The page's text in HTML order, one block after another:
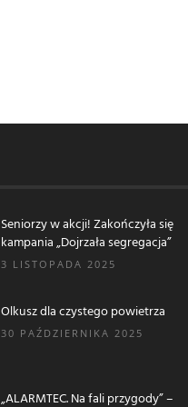
Seniorzy w akcji! Zakończyła się
kampania „Dojrzała segregacja”
3 LISTOPADA 2025
Olkusz dla czystego powietrza
30 PAŹDZIERNIKA 2025
„ALARMTEC. Na fali przygody” –